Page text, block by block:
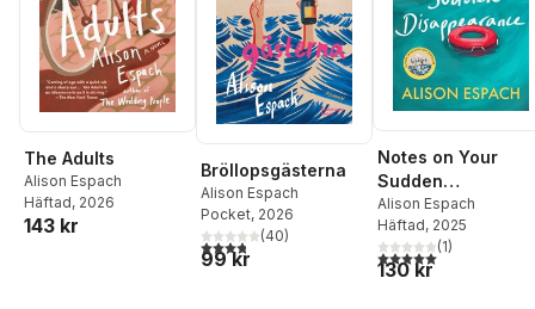
The Adults
Alison Espach
Häftad, 2026
143 kr
Bröllopsgästerna
Alison Espach
Pocket, 2026
3,8utav 5 stjärnor. Totalt antal röster:
(40)
99 kr
Notes on Your
Sudden
Disappearance
Alison Espach
Häftad, 2025
5,0utav 5 stjärnor.
(1)
130 kr